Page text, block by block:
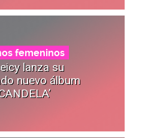
femeninos
lanza su
nuevo álbum